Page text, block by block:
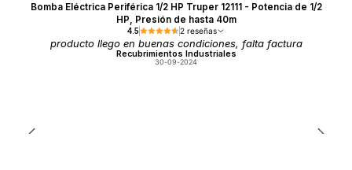
Bomba Eléctrica Periférica 1/2 HP Truper 12111 - Potencia de 1/2
HP, Presión de hasta 40m
4.5 2 reseñas
producto llego en buenas condiciones, falta factura
Recubrimientos Industriales
30-09-2024